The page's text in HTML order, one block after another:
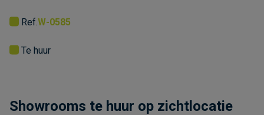
Ref. W-0585
Te huur
Showrooms te huur op zichtlocatie